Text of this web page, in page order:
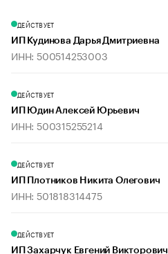
ДЕЙСТВУЕТ
ИП Кудинова Дарья Дмитриевна
ИНН: 500514253003
ДЕЙСТВУЕТ
ИП Юдин Алексей Юрьевич
ИНН: 500315255214
ДЕЙСТВУЕТ
ИП Плотников Никита Олегович
ИНН: 501818314475
ДЕЙСТВУЕТ
ИП Захарчук Евгений Викторович